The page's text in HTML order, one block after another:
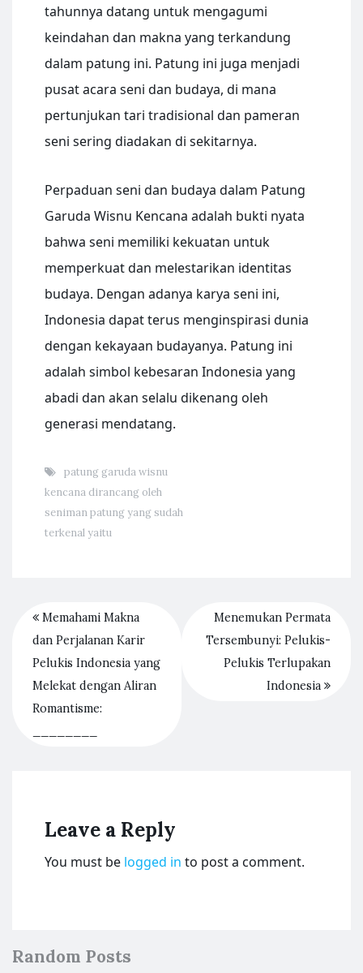
tahunnya datang untuk mengagumi
keindahan dan makna yang terkandung
dalam patung ini. Patung ini juga menjadi
pusat acara seni dan budaya, di mana
pertunjukan tari tradisional dan pameran
seni sering diadakan di sekitarnya.
Perpaduan seni dan budaya dalam Patung
Garuda Wisnu Kencana adalah bukti nyata
bahwa seni memiliki kekuatan untuk
memperkuat dan melestarikan identitas
budaya. Dengan adanya karya seni ini,
Indonesia dapat terus menginspirasi dunia
dengan kekayaan budayanya. Patung ini
adalah simbol kebesaran Indonesia yang
abadi dan akan selalu dikenang oleh
generasi mendatang.
patung garuda wisnu
kencana dirancang oleh
seniman patung yang sudah
terkenal yaitu
Memahami Makna
dan Perjalanan Karir
Pelukis Indonesia yang
Melekat dengan Aliran
Romantisme:
Menemukan Permata
Tersembunyi: Pelukis-
Pelukis Terlupakan
Indonesia
Leave a Reply
You must be logged in to post a comment.
Random Posts